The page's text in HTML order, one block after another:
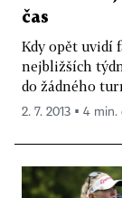
čas
Kdy opět uvidí
nejbližších
do žádného
2. 7. 2013 ▪ 4 min.